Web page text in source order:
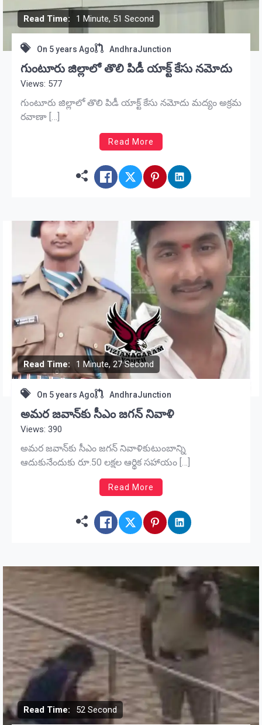
Read Time: 1 Minute, 51 Second
On 5 years Ago AndhraJunction
గుంటూరు జిల్లాలో తొలి పిడీ యాక్ట్ కేసు నమోదు
Views: 577
గుంటూరు జిల్లాలో తొలి పిడీ యాక్ట్ కేసు నమోదు మద్యం అక్రమ
రవాణా […]
Read More
Read Time: 1 Minute, 27 Second
On 5 years Ago AndhraJunction
అమర జవాన్‌కు సీఎం జగన్ నివాళి
Views: 390
అమర జవాన్‌కు సీఎం జగన్ నివాళికుటుంబాన్ని
ఆదుకునేందుకు రూ.50 లక్షల ఆర్థిక సహాయం […]
Read More
Read Time: 52 Second